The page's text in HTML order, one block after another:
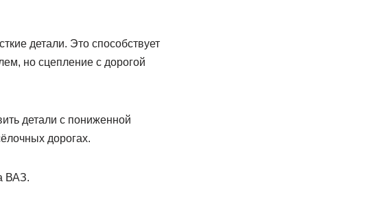
детали. Это способствует
но сцепление с дорогой
детали с пониженной
дорогах.
ВАЗ.